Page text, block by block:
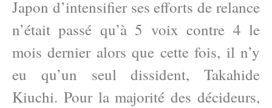
Japon d’intensifier ses efforts de relance
n’était passé qu’à 5 voix contre 4 le
mois dernier alors que cette fois, il n’y
eu qu’un seul dissident, Takahide
Kiuchi. Pour la majorité des décideurs,